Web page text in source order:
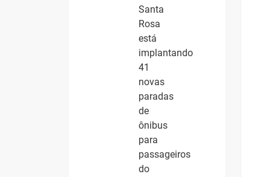
Santa
Rosa
está
implantando
41
novas
paradas
de
ônibus
para
passageiros
do